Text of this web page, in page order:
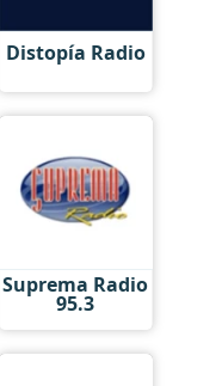
Distopía Radio
Suprema Radio
95.3